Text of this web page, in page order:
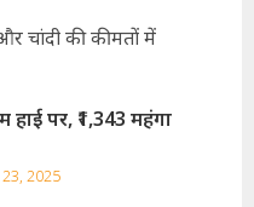
चांदी की कीमतों में
पर, ₹1,343 महंगा
2025